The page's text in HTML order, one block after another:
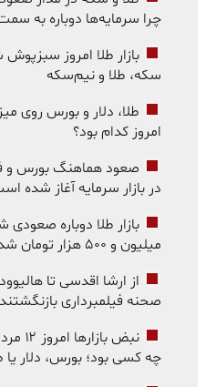
چرا سرمایه‌ها دوباره به
بازار طلا امروز
سکه، طلا و نیم‌سکه
طلا، دلار و بورس روی
امروز کدام بود؟
صعود هماهنگ بورس و
در بازار سرمایه آغاز شده
میلیون و ۵۰۰ هزار تومان شد
صحنه فیلمبرداری بازنگشتند
نبض
چه کسی بود؛ بورس، دلار یا